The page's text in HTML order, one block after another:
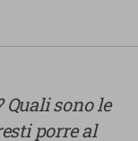
Quali sono le
porre al